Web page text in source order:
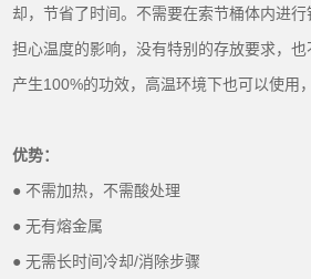
却，节省了时间。不需要在索节桶体内进
担心温度的影响，没有特别的存放要求，
产生100%的功效，高温环境下也可以使用
优势：
● 不需加热，不需酸处理
● 无有熔金属
● 无需长时间冷却/消除步骤